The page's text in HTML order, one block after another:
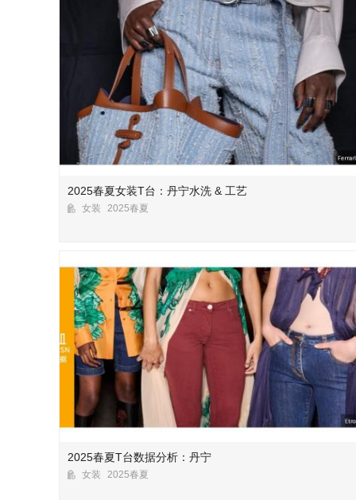
2025春夏女装T台：丹宁水洗 & 工艺
女装 2025春夏
2025春夏T台数据分析：丹宁
女装 2025春夏